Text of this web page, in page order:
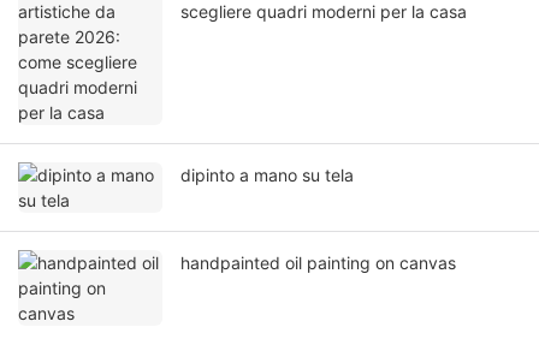
scegliere quadri moderni per la casa
dipinto a mano su tela
handpainted oil painting on canvas